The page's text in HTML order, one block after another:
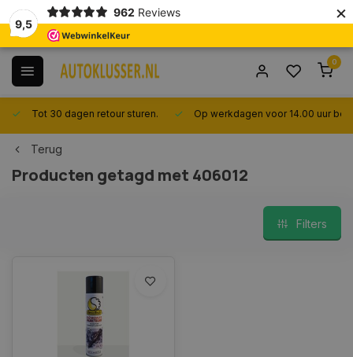
9,5
962 Reviews ×
0
Tot 30 dagen retour sturen. Op werkdagen voor 14.00 uur
Terug
Producten getagd met 406012
Filters